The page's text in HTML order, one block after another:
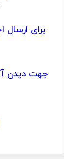
برای ارسال
جهت دیدن